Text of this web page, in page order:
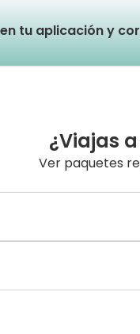
tu aplicación y
¿Viajas
Ver paquetes